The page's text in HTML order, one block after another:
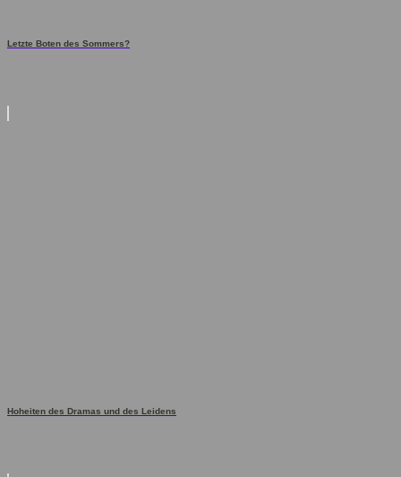
Letzte Boten des Sommers?
Hoheiten des Dramas und des Leidens